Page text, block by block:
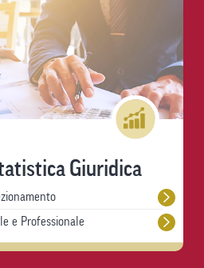
Giuridica
e Professionale